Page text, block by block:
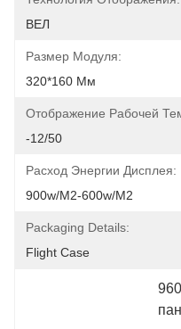
ВЕЛ
Размер Модуля:
320*160 Мм
Отображение Рабочей
-12/50
Расход Энергии Дисплея:
900w/m2-600w/m2
Packaging Details:
Flight Case